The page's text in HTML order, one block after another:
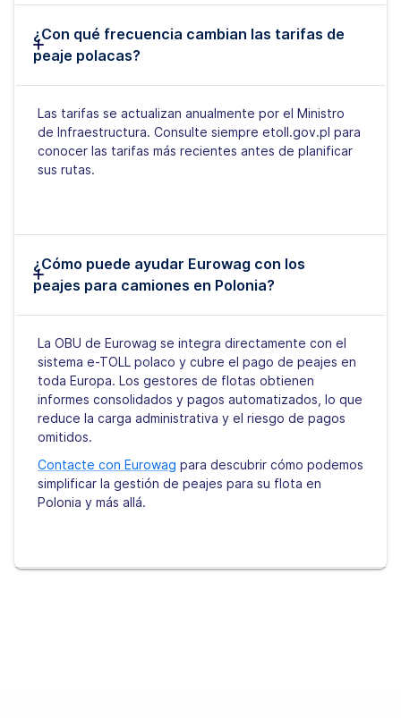
¿Con qué frecuencia cambian las tarifas de
peaje polacas?
Las tarifas se actualizan anualmente por el Ministro
de Infraestructura. Consulte siempre etoll.gov.pl para
conocer las tarifas más recientes antes de planificar
sus rutas.
¿Cómo puede ayudar Eurowag con los
peajes para camiones en Polonia?
La OBU de Eurowag se integra directamente con el
sistema e-TOLL polaco y cubre el pago de peajes en
toda Europa. Los gestores de flotas obtienen
informes consolidados y pagos automatizados, lo que
reduce la carga administrativa y el riesgo de pagos
omitidos.
Contacte con Eurowag para descubrir cómo podemos
simplificar la gestión de peajes para su flota en
Polonia y más allá.